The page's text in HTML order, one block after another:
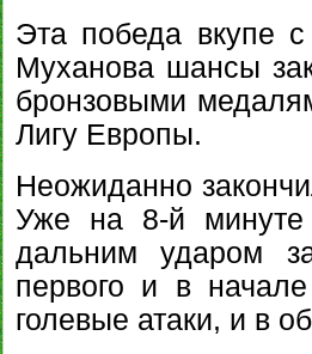
Эта победа вкупе
Муханова шансы
бронзовыми
Лигу Европы.
Неожиданно
Уже на 8-й минуте
дальним ударом
первого и в
голевые атаки, и в